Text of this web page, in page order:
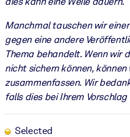
Manchmal tauschen wir
gegen eine andere
Thema behandelt. Wenn wir
nicht sichern können, können
zusammenfassen. Wir
falls dies bei Ihrem
Selected